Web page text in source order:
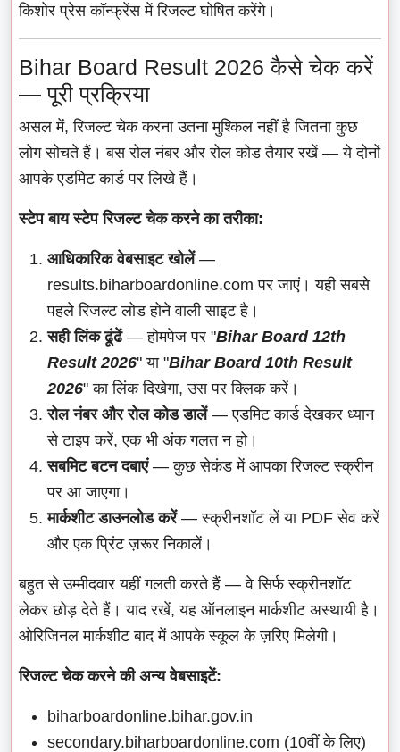
किशोर प्रेस कॉन्फ्रेंस में रिजल्ट घोषित करेंगे।
Bihar Board Result 2026 कैसे चेक करें
— पूरी प्रक्रिया
असल में, रिजल्ट चेक करना उतना मुश्किल नहीं है जितना कुछ
लोग सोचते हैं। बस रोल नंबर और रोल कोड तैयार रखें — ये दोनों
आपके एडमिट कार्ड पर लिखे हैं।
स्टेप बाय स्टेप रिजल्ट चेक करने का तरीका:
आधिकारिक वेबसाइट खोलें—
results.biharboardonline.com पर जाएं। यही सबसे
पहले रिजल्ट लोड होने वाली साइट है।
सही लिंक ढूंढें— होमपेज पर "Bihar Board 12th
Result 2026" या "Bihar Board 10th Result
2026" का लिंक दिखेगा, उस पर क्लिक करें।
रोल नंबर और रोल कोड डालें— एडमिट कार्ड देखकर ध्यान
से टाइप करें, एक भी अंक गलत न हो।
सबमिट बटन दबाएं— कुछ सेकंड में आपका रिजल्ट स्क्रीन
पर आ जाएगा।
मार्कशीट डाउनलोड करें— स्क्रीनशॉट लें या PDF सेव करें
और एक प्रिंट ज़रूर निकालें।
बहुत से उम्मीदवार यहीं गलती करते हैं — वे सिर्फ स्क्रीनशॉट
लेकर छोड़ देते हैं। याद रखें, यह ऑनलाइन मार्कशीट अस्थायी है।
ओरिजिनल मार्कशीट बाद में आपके स्कूल के ज़रिए मिलेगी।
रिजल्ट चेक करने की अन्य वेबसाइटें:
biharboardonline.bihar.gov.in
secondary.biharboardonline.com (10वीं के लिए)